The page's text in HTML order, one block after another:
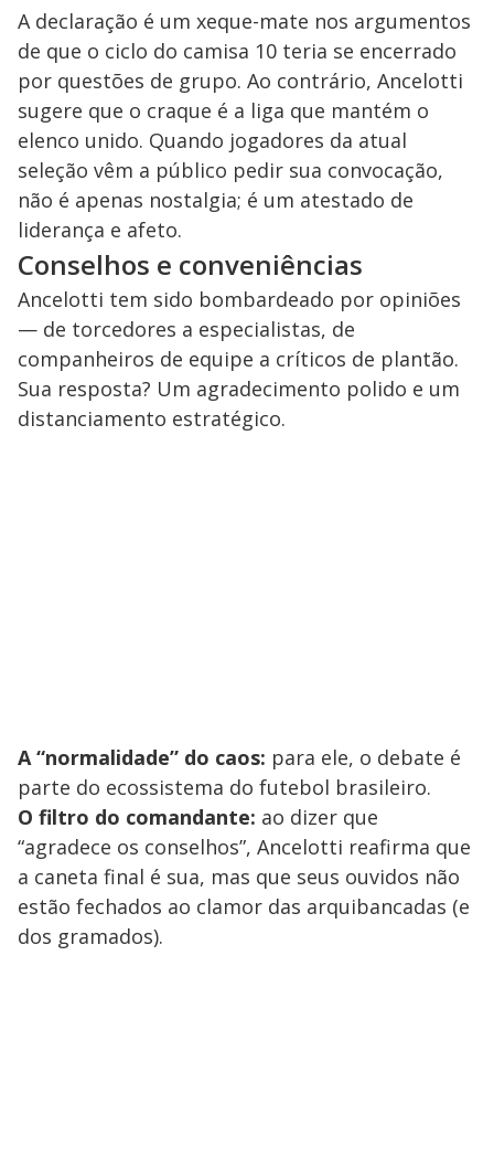
A declaração é um xeque-mate nos argumentos
de que o ciclo do camisa 10 teria se encerrado
por questões de grupo. Ao contrário, Ancelotti
sugere que o craque é a liga que mantém o
elenco unido. Quando jogadores da atual
seleção vêm a público pedir sua convocação,
não é apenas nostalgia; é um atestado de
liderança e afeto.
Conselhos e conveniências
Ancelotti tem sido bombardeado por opiniões
— de torcedores a especialistas, de
companheiros de equipe a críticos de plantão.
Sua resposta? Um agradecimento polido e um
distanciamento estratégico.
A “normalidade” do caos: para ele, o debate é
parte do ecossistema do futebol brasileiro.
O filtro do comandante: ao dizer que
“agradece os conselhos”, Ancelotti reafirma que
a caneta final é sua, mas que seus ouvidos não
estão fechados ao clamor das arquibancadas (e
dos gramados).